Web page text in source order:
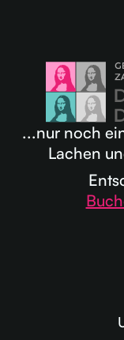
...nur noch
Lachen